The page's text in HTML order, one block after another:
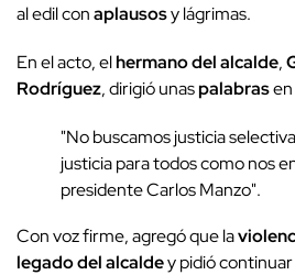
al edil conaplausosy lágrimas.
En el acto, elhermano del alcalde,
Rodríguez, dirigió unaspalabras
"No buscamos justicia
justicia para todos como nos
presidente Carlos Manzo".
Con voz firme, agregó que la
legado del alcaldey pidió